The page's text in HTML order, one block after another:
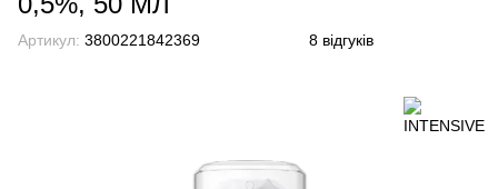
Артикул: 3800221842369 8 відгуків